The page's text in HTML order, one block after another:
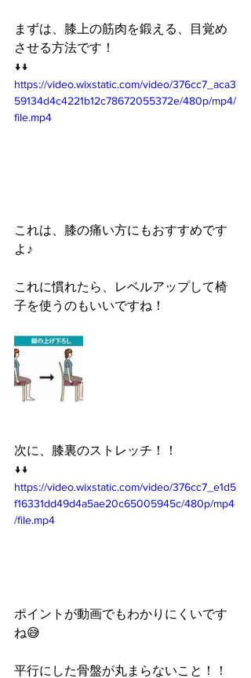
まずは、膝上の筋肉を鍛える、目覚め
させる方法です！
↓↓
https://video.wixstatic.com/video/376cc7_aca3
59134d4c4221b12c78672055372e/480p/mp4/
file.mp4
これは、膝の痛い方にもおすすめです
よ♪
これに慣れたら、レベルアップして椅
子を使うのもいいですね！
次に、膝裏のストレッチ！！
↓↓
https://video.wixstatic.com/video/376cc7_e1d5
f16331dd49d4a5ae20c65005945c/480p/mp4
/file.mp4
ポイントが動画でもわかりにくいです
ね😅
平行にした骨盤が丸まらないこと！！